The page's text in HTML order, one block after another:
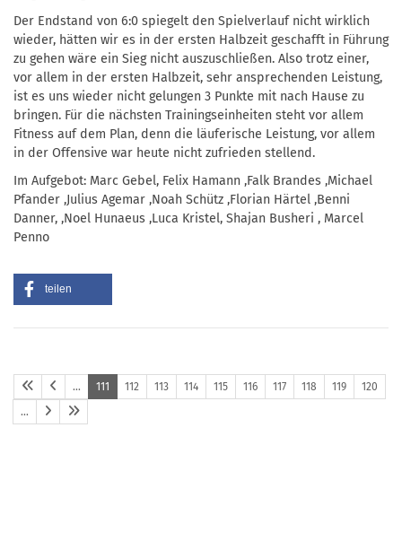
Der Endstand von 6:0 spiegelt den Spielverlauf nicht wirklich
wieder, hätten wir es in der ersten Halbzeit geschafft in Führung
zu gehen wäre ein Sieg nicht auszuschließen. Also trotz einer,
vor allem in der ersten Halbzeit, sehr ansprechenden Leistung,
ist es uns wieder nicht gelungen 3 Punkte mit nach Hause zu
bringen. Für die nächsten Trainingseinheiten steht vor allem
Fitness auf dem Plan, denn die läuferische Leistung, vor allem
in der Offensive war heute nicht zufrieden stellend.
Im Aufgebot: Marc Gebel, Felix Hamann ,Falk Brandes ,Michael
Pfander ,Julius Agemar ,Noah Schütz ,Florian Härtel ,Benni
Danner, ,Noel Hunaeus ,Luca Kristel, Shajan Busheri , Marcel
Penno
teilen
… 111 112 113 114 115 116 117 118 119
120
…